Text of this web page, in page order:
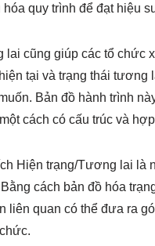
quy trình để đạt hiệu
lai cũng giúp các tổ chức
tại và trạng thái
Bản đồ hành trình
cách có cấu trúc và
Hiện trạng/Tương lai là
cách bản đồ hóa
liên quan có thể đưa ra